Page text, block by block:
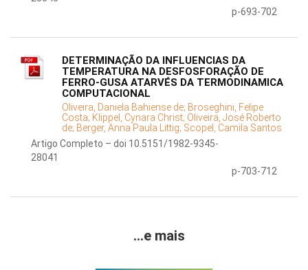
p-693-702
DETERMINAÇÃO DA INFLUENCIAS DA
TEMPERATURA NA DESFOSFORAÇÃO DE
FERRO-GUSA ATARVÉS DA TERMODINAMICA
COMPUTACIONAL
Oliveira, Daniela Bahiense de; Broseghini, Felipe
Costa; Klippel, Cynara Christ; Oliveira, José Roberto
de; Berger, Anna Paula Littig; Scopel, Camila Santos
Artigo Completo – doi 10.5151/1982-9345-
28041
p-703-712
...e mais